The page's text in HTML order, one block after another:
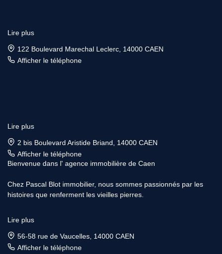
Lire plus
122 Boulevard Marechal Leclerc, 14000 CAEN
Afficher le téléphone
Lire plus
2 bis Boulevard Aristide Briand, 14000 CAEN
Afficher le téléphone
Bienvenue dans l' agence immobilière de Caen
Chez Pascal Blot immobilier, nous sommes passionnés par les
histoires que renferment les vieilles pierres.
offrons des solutions personnalisées pour trouver la demeure de
vos rèves ou vendre votre bien avec respect et savoir-faire.
Lire plus
56-58 rue de Vaucelles, 14000 CAEN
Afficher le téléphone